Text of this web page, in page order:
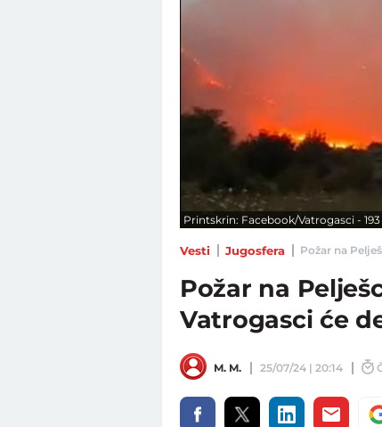
Printskrin: Facebook/Vatrogasci - 193
Vesti Jugosfera Požar na
Požar na
Vatrogasci će
M. M. 25/07/24 | 20:14